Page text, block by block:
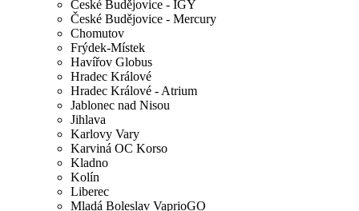
České Budějovice - IGY
České Budějovice - Mercury
Chomutov
Frýdek-Místek
Havířov Globus
Hradec Králové
Hradec Králové - Atrium
Jablonec nad Nisou
Jihlava
Karlovy Vary
Karviná OC Korso
Kladno
Kolín
Liberec
Mladá Boleslav VaprioGO